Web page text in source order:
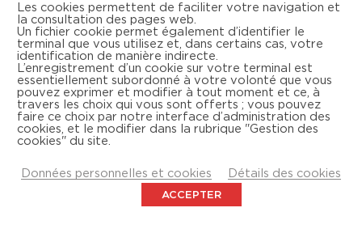
Retrouvez-nous aussi sur les réseaux sociaux
MENTIONS LÉGALES DOCUMENTATION
Les cookies permettent de faciliter votre navigation et
la consultation des pages web.
Un fichier cookie permet également d’identifier le
terminal que vous utilisez et, dans certains cas, votre
identification de manière indirecte.
L’enregistrement d’un cookie sur votre terminal est
essentiellement subordonné à votre volonté que vous
pouvez exprimer et modifier à tout moment et ce, à
travers les choix qui vous sont offerts ; vous pouvez
faire ce choix par notre interface d’administration des
cookies, et le modifier dans la rubrique "Gestion des
cookies" du site.
Données personnelles et cookies Détails des cookies
ACCEPTER